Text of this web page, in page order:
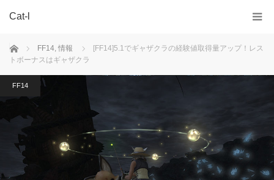
Cat-l
ホーム FF14, 情報
[FF14]5.1でギャザクラの経験値取得量アップ！レス
トボーナスはギャザクラ
FF14